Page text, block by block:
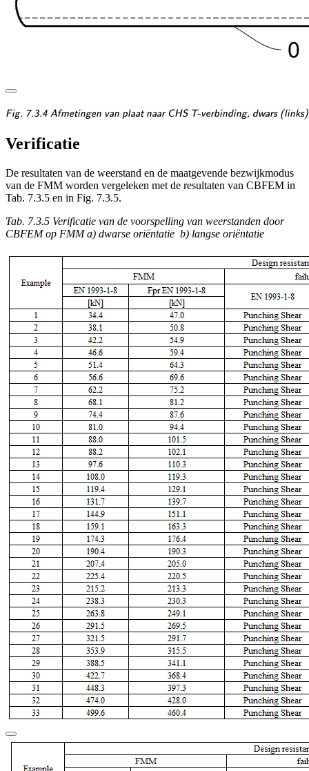
Fig. 7.3.4 Afmetingen van plaat naar CHS T-verbinding, dwars
Verificatie
De resultaten van de weerstand en de maatgevende bezwijkmodus
van de FMM worden vergeleken met de resultaten van CBFEM in
Tab. 7.3.5 en in Fig. 7.3.5.
Tab. 7.3.5 Verificatie van de voorspelling van weerstanden door
CBFEM op FMM a) dwarse oriëntatie b) langse oriëntatie